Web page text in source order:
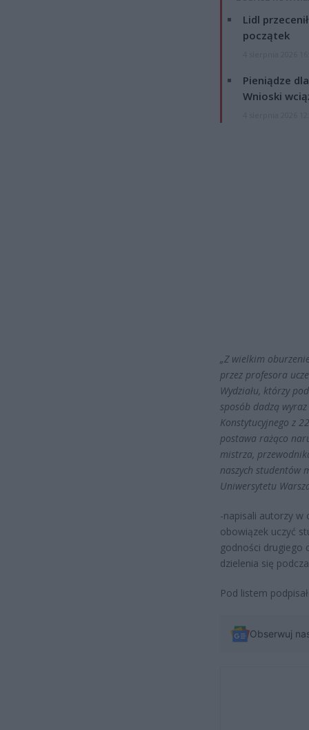
Lidl
początek
Pieniądze
Wnioski
„Z wielkim
przez profesora
Wydziału, którzy
sposób dadzą
Konstytucyjnego z
postawa rażąco
mistrza,
naszych studentów
Uniwersytetu
-napisali autorzy w
obowiązek uczyć
godności drugiego
dzielenia się
Pod listem
Obserwuj